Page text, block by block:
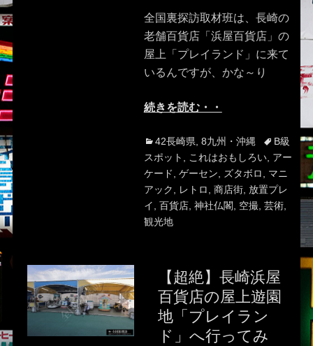
全国裏探訪取材班は、長崎の
老舗百貨店「浜屋百貨店」の
屋上「プレイランド」に来て
いるんですが、かな～り
続きを読む・・
Categories
42長崎県 8九州・沖縄 TagsB級
スポット
これはおもしろい, アー
ケード
ゲーセン ズタボロ
マニ
アック
レトロ 商店街, 放置プレ
イ
百貨店, 神社仏閣 空撮, 芸術,
観光地
【超絶】長崎浜屋
百貨店の屋上遊園
地「プレイラン
ド」へ行ってみ